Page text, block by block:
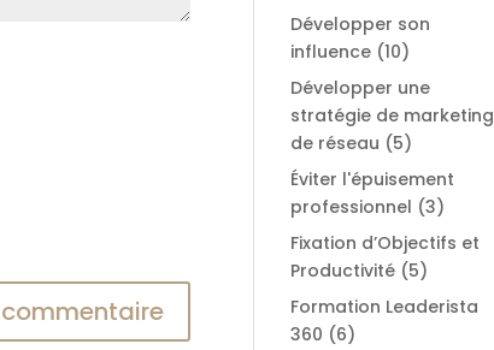
Développer son
influence(10)
Développer une
stratégie de marketing
de réseau (5)
Éviter l'épuisement
professionnel (3)
Fixation d’Objectifs et
Productivité(5)
Formation Leaderista
360 (6)